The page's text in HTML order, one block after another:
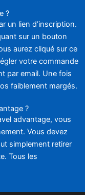
?
un lien d’inscription.
sur un bouton
aurez cliqué sur ce
votre commande
par email. Une fois
faiblement margés.
?
advantage, vous
Vous devez
simplement retirer
Tous les